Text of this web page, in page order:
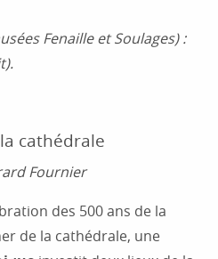
Fenaille et Soulages) :
cathédrale
Fournier
des 500 ans de la
de la cathédrale, une